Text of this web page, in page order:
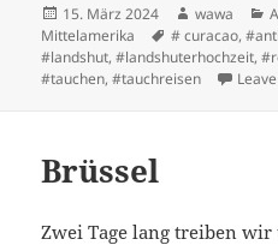
Posted
on
15. März 2024 Author
wawa
Mittelamerika
Tags
# curacao,
#landshut,#landshuterhochzeit,
#tauchen,#tauchreisen
Brüssel
Zwei Tage lang treiben